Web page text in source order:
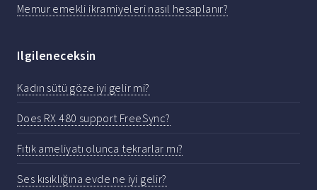
Memur emekli ikramiyeleri nasıl hesaplanır?
Ilgileneceksin
Kadın sütü göze iyi gelir mi?
Does RX 480 support FreeSync?
Fıtık ameliyatı olunca tekrarlar mı?
Ses kısıklığına evde ne iyi gelir?